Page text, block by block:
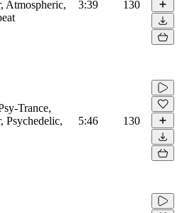
Atmospheric,
3:39 130
Trance,
Psychedelic,
5:46 130